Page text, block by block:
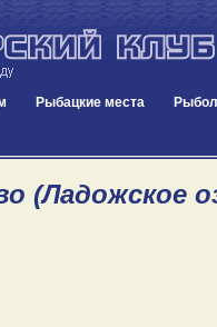
Рыбацкие места